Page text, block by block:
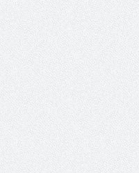
عبد العزيز.. ملك القلوب